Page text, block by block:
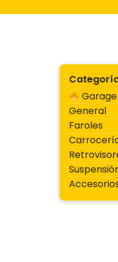
General
Faroles